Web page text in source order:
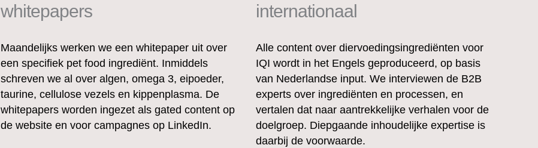
whitepapers
Maandelijks werken we een whitepaper uit over
een specifiek pet food ingrediënt. Inmiddels
schreven we al over algen, omega 3, eipoeder,
taurine, cellulose vezels en kippenplasma. De
whitepapers worden ingezet als gated content op
de website en voor campagnes op LinkedIn.
internationaal
Alle content over diervoedingsingrediënten voor
IQI wordt in het Engels geproduceerd, op basis
van Nederlandse input. We interviewen de B2B
experts over ingrediënten en processen, en
vertalen dat naar aantrekkelijke verhalen voor de
doelgroep. Diepgaande inhoudelijke expertise is
daarbij de voorwaarde.